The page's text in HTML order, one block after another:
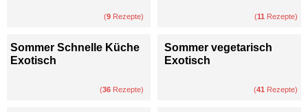
(9 Rezepte) (11 Rezepte)
Sommer Schnelle Küche
Exotisch
(36 Rezepte)
Sommer vegetarisch
Exotisch
(41 Rezepte)